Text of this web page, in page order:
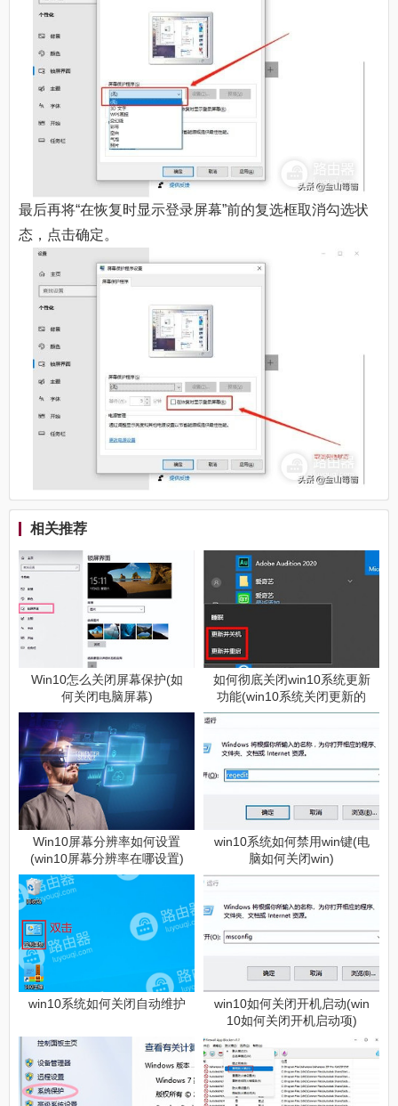
最后再将“在恢复时显示登录屏幕”前的复选框取消勾选状
态，点击确定。
相关推荐
Win10怎么关闭屏幕保护(如
何关闭电脑屏幕)
如何彻底关闭win10系统更新
功能(win10系统关闭更新的
方法)
Win10屏幕分辨率如何设置
(win10屏幕分辨率在哪设置)
win10系统如何禁用win键(电
脑如何关闭win)
win10系统如何关闭自动维护
win10如何关闭开机启动(win
10如何关闭开机启动项)